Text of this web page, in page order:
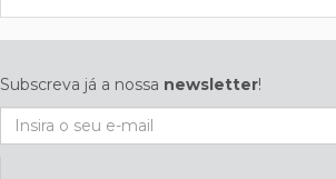
Subscreva já a nossa newsletter!